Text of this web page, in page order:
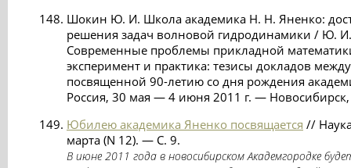
Шокин Ю. И. Школа академика Н. Н. Яненко:
решения задач волновой гидродинамики / Ю.
Современные проблемы прикладной
эксперимент и практика: тезисы докладов
посвященной 90-летию со дня рождения
Россия, 30 мая — 4 июня 2011 г. —
Юбилею академика Яненко посвящается //
марта (N 12). — С. 9.
В июне 2011 года в новосибирском Академгородке